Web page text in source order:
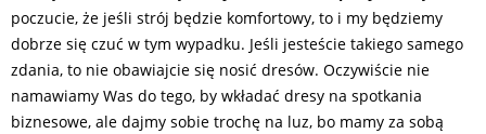
poczucie, że jeśli strój będzie komfortowy, to i my będziemy
dobrze się czuć w tym wypadku. Jeśli jesteście takiego samego
zdania, to nie obawiajcie się nosić dresów. Oczywiście nie
namawiamy Was do tego, by wkładać dresy na spotkania
biznesowe, ale dajmy sobie trochę na luz, bo mamy za sobą